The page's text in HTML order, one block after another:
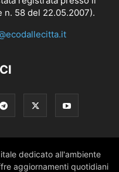
58 del 22.05.2007).
dedicato all'ambiente
aggiornamenti quotidiani